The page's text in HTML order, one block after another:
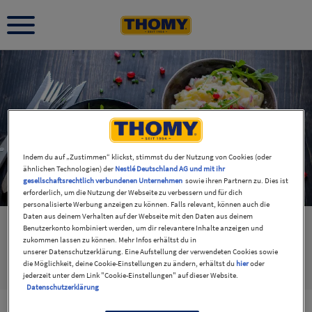
Thomy 2
Indem du auf „Zustimmen“ klickst, stimmst du der Nutzung von Cookies (oder
ähnlichen Technologien) der Nestlé Deutschland AG und mit ihr
gesellschaftsrechtlich verbundenen Unternehmen sowie ihren Partnern zu. Dies ist
erforderlich, um die Nutzung der Webseite zu verbessern und für dich
personalisierte Werbung anzeigen zu können. Falls relevant, können auch die
Daten aus deinem Verhalten auf der Webseite mit den Daten aus deinem
Benutzerkonto kombiniert werden, um dir relevantere Inhalte anzeigen und
zukommen lassen zu können. Mehr Infos erhältst du in
unserer Datenschutzerklärung. Eine Aufstellung der verwendeten Cookies sowie
die Möglichkeit, deine Cookie-Einstellungen zu ändern, erhältst du hieroder
jederzeit unter dem Link "Cookie-Einstellungen" auf dieser Website.
Datenschutzerklärung